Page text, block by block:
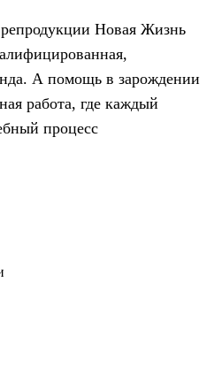
Новая Жизнь
А помощь в зарождении
работа, где каждый
процесс